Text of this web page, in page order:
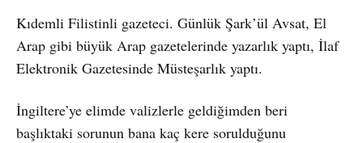
Kıdemli Filistinli gazeteci. Günlük Şark’ül Avsat, El
Arap gibi büyük Arap gazetelerinde yazarlık yaptı, İlaf
Elektronik Gazetesinde Müsteşarlık yaptı.
İngiltere’ye elimde valizlerle geldiğimden beri
başlıktaki sorunun bana kaç kere sorulduğunu